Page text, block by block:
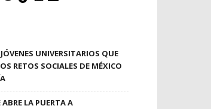
UNIVERSITARIOS QUE
RETOS SOCIALES DE MÉXICO
ABRE LA PUERTA A